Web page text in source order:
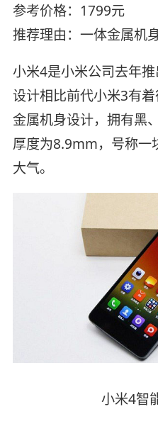
参考价格：1799元
推荐理由：一体金属机
小米4是小米公司去年
设计相比前代小米3有
金属机身设计，拥有黑
厚度为8.9mm，号称一
大气。
小米4智